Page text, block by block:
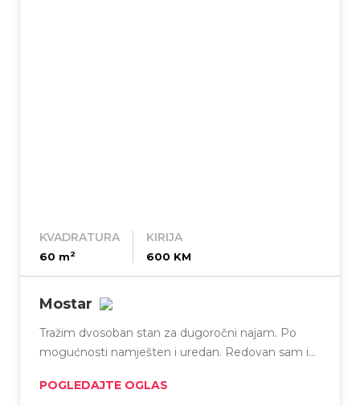
KVADRATURA
60 m2
KIRIJA
600 KM
Mostar
Tražim dvosoban stan za dugoročni najam. Po
mogućnosti namješten i uredan. Redovan sam i
nekoga tko iznajmljuje, molim da mi se javite u
POGLEDAJTE OGLAS